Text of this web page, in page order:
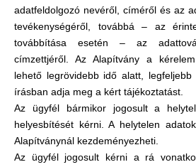
adatfeldolgozó nevéről, címéről és az
tevékenységéről, továbbá – az
továbbítása esetén – az
címzettjéről. Az Alapítvány a
lehető legrövidebb idő alatt,
írásban adja meg a kért tájékoztatást.
Az ügyfél bármikor jogosult a
helyesbítését kérni. A helytelen
Alapítványnál kezdeményezheti.
Az ügyfél jogosult kérni a rá